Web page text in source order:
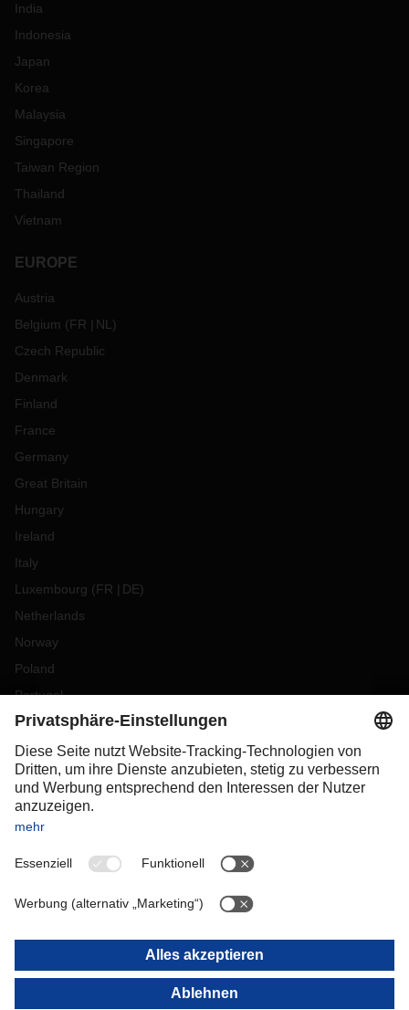
India
Indonesia
Japan
Korea
Malaysia
Singapore
Taiwan Region
Thailand
Vietnam
EUROPE
Austria
Belgium (FR NL)
Czech Republic
Denmark
Finland
France
Germany
Great Britain
Hungary
Ireland
Italy
Luxembourg (FR DE)
Netherlands
Norway
Poland
Portugal
Romania
Slovakia
Spain
Sweden
Switzerland
OCEANIA